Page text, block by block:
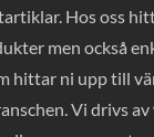
Hos oss
men också
hittar ni upp till
Vi drivs